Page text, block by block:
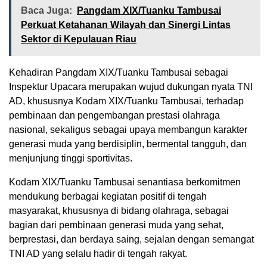
Baca Juga:
Pangdam XIX/Tuanku Tambusai
Perkuat Ketahanan Wilayah dan Sinergi Lintas
Sektor di Kepulauan Riau
Kehadiran Pangdam XIX/Tuanku Tambusai sebagai
Inspektur Upacara merupakan wujud dukungan nyata TNI
AD, khususnya Kodam XIX/Tuanku Tambusai, terhadap
pembinaan dan pengembangan prestasi olahraga
nasional, sekaligus sebagai upaya membangun karakter
generasi muda yang berdisiplin, bermental tangguh, dan
menjunjung tinggi sportivitas.
Kodam XIX/Tuanku Tambusai senantiasa berkomitmen
mendukung berbagai kegiatan positif di tengah
masyarakat, khususnya di bidang olahraga, sebagai
bagian dari pembinaan generasi muda yang sehat,
berprestasi, dan berdaya saing, sejalan dengan semangat
TNI AD yang selalu hadir di tengah rakyat.